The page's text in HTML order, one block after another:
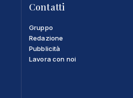
Contatti
Gruppo
Redazione
Pubblicità
Lavora con noi